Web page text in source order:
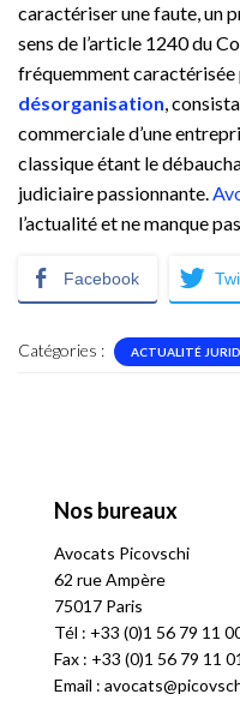
caractériser une faute, un
sens de l’article 1240 du
fréquemment
désorganisation,
commerciale d’une
classique étant le
judiciaire passionnante.
l’actualité et ne manque
Facebook
Catégories : ACTUALITÉ
Nos bureaux
Avocats Picovschi
62 rue Ampère
75017 Paris
Tél : +33 (0)1 56 79 11
Fax : +33 (0)1 56 79 11 01
Email :